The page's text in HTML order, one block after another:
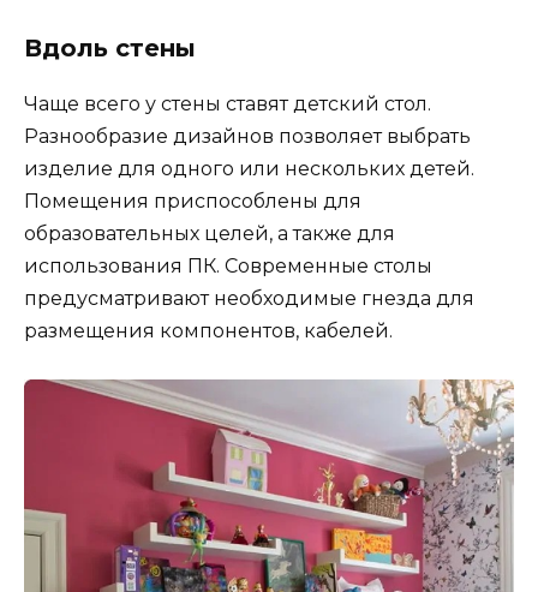
Вдоль стены
Чаще всего у стены ставят детский стол.
Разнообразие дизайнов позволяет выбрать
изделие для одного или нескольких детей.
Помещения приспособлены для
образовательных целей, а также для
использования ПК. Современные столы
предусматривают необходимые гнезда для
размещения компонентов, кабелей.